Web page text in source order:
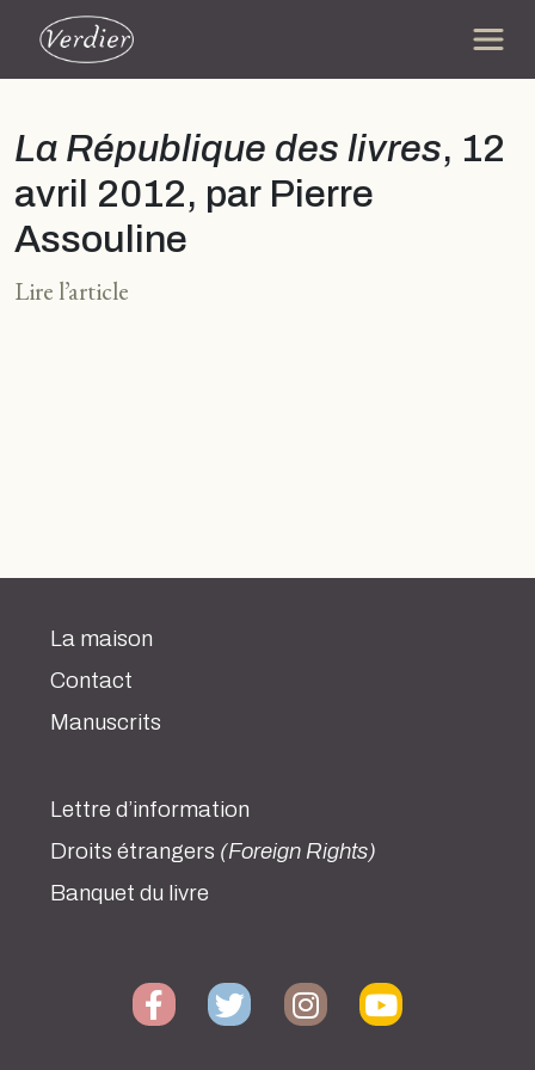
La République des livres, 12
avril 2012, par Pierre
Assouline
Lire l’article
La maison
Contact
Manuscrits
Lettre d’information
Droits étrangers (Foreign Rights)
Banquet du livre